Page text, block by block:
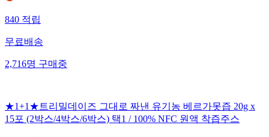
840적립
무료배송
2,716명구매중
★1+1★트리밀데이즈 그대로 짜낸 유기농 베르가못즙 20g x
15포 (2박스/4박스/6박스) 택1 / 100% NFC 원액 착즙주스